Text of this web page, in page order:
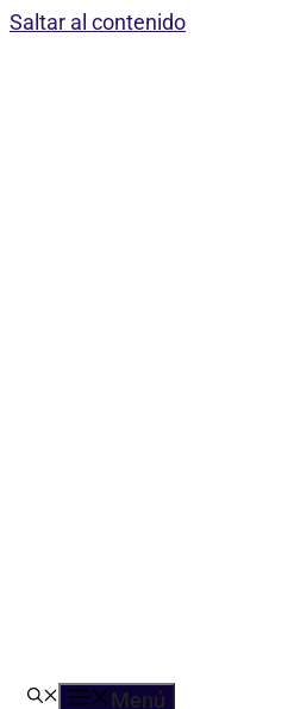
Saltar al contenido
Menú